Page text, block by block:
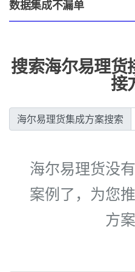
数据集成不漏单
搜索海尔易理货
接
海尔易理货集成方案搜索
海尔易理货没
案例了，为您
方